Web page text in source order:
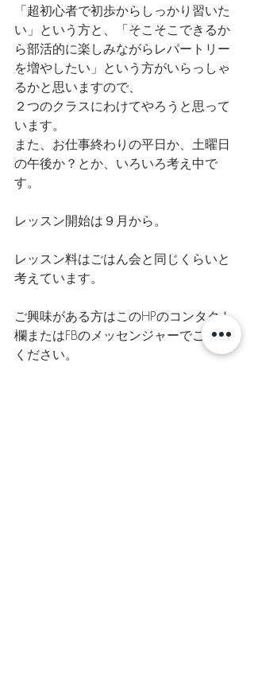
「超初心者で初歩からしっかり習いた
い」という方と、「そこそこできるか
ら部活的に楽しみながらレパートリー
を増やしたい」という方がいらっしゃ
るかと思いますので、
２つのクラスにわけてやろうと思って
います。
また、お仕事終わりの平日か、土曜日
の午後か？とか、いろいろ考え中で
す。
レッスン開始は９月から。
レッスン料はごはん会と同じくらいと
考えています。
ご興味がある方はこのHPのコンタクト
欄またはFBのメッセンジャーでご連絡
ください。